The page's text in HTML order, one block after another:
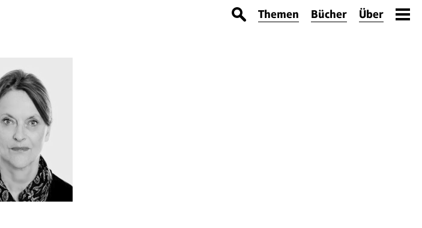
Themen Bücher Über